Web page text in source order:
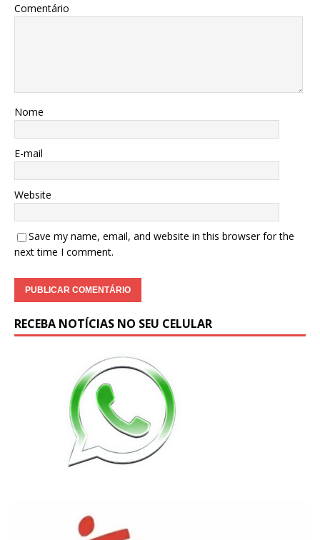
Comentário
Nome
E-mail
Website
Save my name, email, and website in this browser for the
next time I comment.
RECEBA NOTÍCIAS NO SEU CELULAR